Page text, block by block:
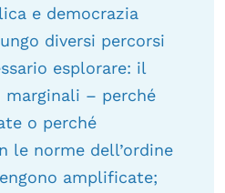
e democrazia
diversi percorsi
esplorare: il
– perché
o perché
le norme dell’ordine
amplificate;